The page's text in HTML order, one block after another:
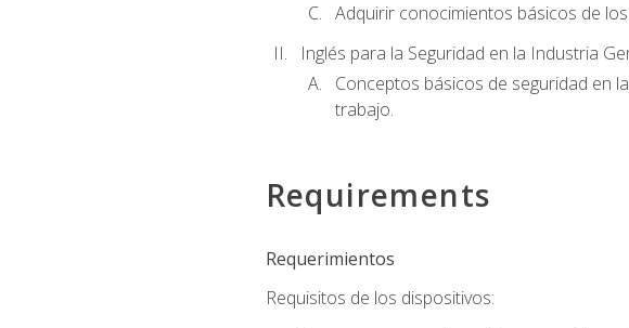
Adquirir conocimientos básicos de
Inglés para la Seguridad en la Industria
Conceptos básicos de seguridad en
trabajo.
Requirements
Requerimientos
Requisitos de los dispositivos: